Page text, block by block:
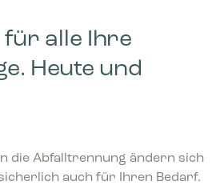
für alle Ihre
Heute und
die Abfalltrennung ändern sich
auch für Ihren Bedarf.